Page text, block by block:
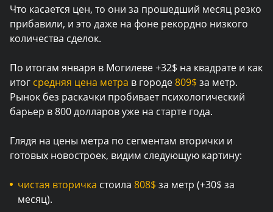
Что касается цен, то они за прошедший месяц резко
прибавили, и это даже на фоне рекордно низкого
количества сделок.
По итогам января в Могилеве +32$ на квадрате и как
итог средняя цена метра в городе809$ за метр.
Рынок без раскачки пробивает психологический
барьер в 800 долларов уже на старте года.
Глядя на цены метра по сегментам вторички и
готовых новостроек, видим следующую картину:
чистая вторичка стоила 808$ за метр (+30$ за
месяц).